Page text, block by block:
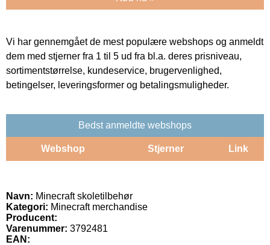
Vi har gennemgået de mest populære webshops og anmeldt
dem med stjerner fra 1 til 5 ud fra bl.a. deres prisniveau,
sortimentstørrelse, kundeservice, brugervenlighed,
betingelser, leveringsformer og betalingsmuligheder.
Bedst anmeldte webshops
Webshop Stjerner Link
Navn: Minecraft skoletilbehør
Kategori: Minecraft merchandise
Producent:
Varenummer: 3792481
EAN: